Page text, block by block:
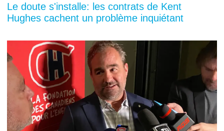
Le doute s'installe: les contrats de Kent
Hughes cachent un problème inquiétant